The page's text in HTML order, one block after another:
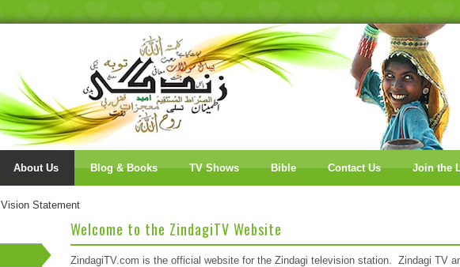
About Us Blog & Books TV Shows Bible Contact Us Join the
Vision Statement
Welcome to the ZindagiTV Website
ZindagiTV.com is the official website for the Zindagi television station. Zindagi TV